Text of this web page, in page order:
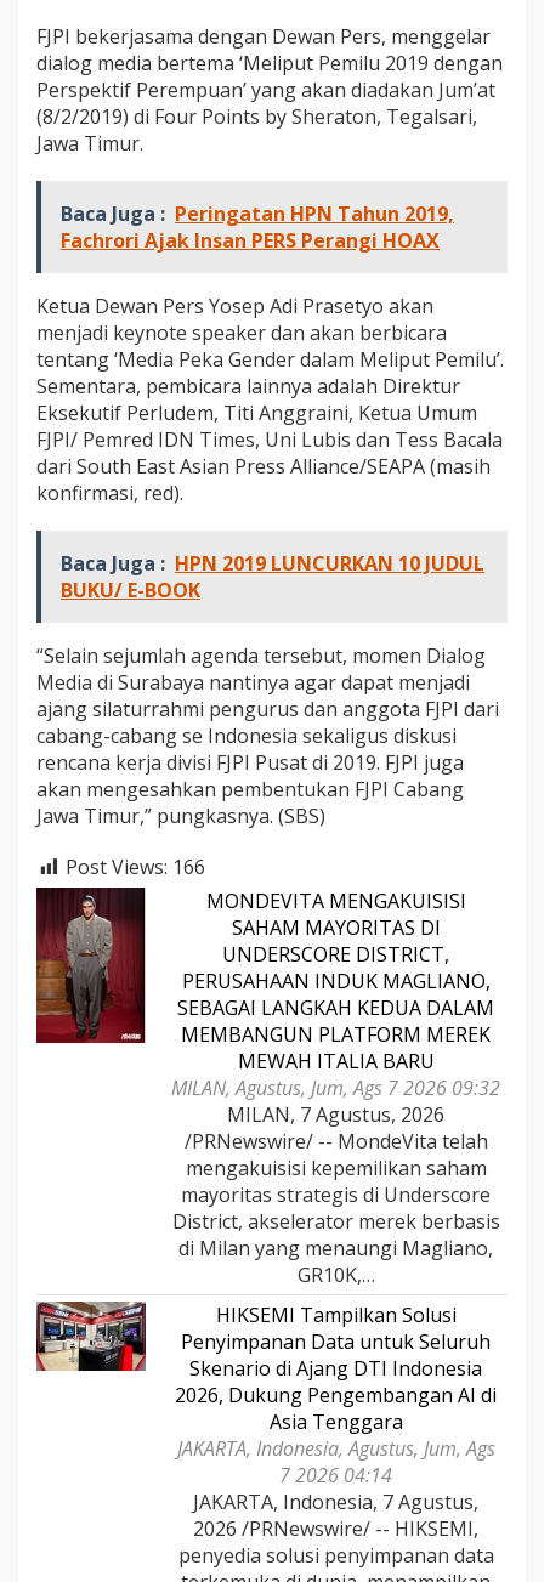
n
e
s
i
a
M
o
m
H
P
N
2
0
1
9
FJPI bekerjasama dengan Dewan Pers, menggelar
dialog media bertema ‘Meliput Pemilu 2019 dengan
Perspektif Perempuan’ yang akan diadakan Jum’at
(8/2/2019) di Four Points by Sheraton, Tegalsari,
Jawa Timur.
Baca Juga : Peringatan HPN Tahun 2019,
Fachrori Ajak Insan PERS Perangi HOAX
Ketua Dewan Pers Yosep Adi Prasetyo akan
menjadi keynote speaker dan akan berbicara
tentang ‘Media Peka Gender dalam Meliput Pemilu’.
Sementara, pembicara lainnya adalah Direktur
Eksekutif Perludem, Titi Anggraini, Ketua Umum
FJPI/ Pemred IDN Times, Uni Lubis dan Tess Bacala
dari South East Asian Press Alliance/SEAPA (masih
konfirmasi, red).
Baca Juga : HPN 2019 LUNCURKAN 10 JUDUL
BUKU/ E-BOOK
“Selain sejumlah agenda tersebut, momen Dialog
Media di Surabaya nantinya agar dapat menjadi
ajang silaturrahmi pengurus dan anggota FJPI dari
cabang-cabang se Indonesia sekaligus diskusi
rencana kerja divisi FJPI Pusat di 2019. FJPI juga
akan mengesahkan pembentukan FJPI Cabang
Jawa Timur,” pungkasnya. (SBS)
Post Views: 166
MONDEVITA MENGAKUISISI
SAHAM MAYORITAS DI
UNDERSCORE DISTRICT,
PERUSAHAAN INDUK MAGLIANO,
SEBAGAI LANGKAH KEDUA DALAM
MEMBANGUN PLATFORM MEREK
MEWAH ITALIA BARU
MILAN, Agustus, Jum, Ags 7 2026 09:32
MILAN, 7 Agustus, 2026
/PRNewswire/ -- MondeVita telah
mengakuisisi kepemilikan saham
mayoritas strategis di Underscore
District, akselerator merek berbasis
di Milan yang menaungi Magliano,
GR10K,…
HIKSEMI Tampilkan Solusi
Penyimpanan Data untuk Seluruh
Skenario di Ajang DTI Indonesia
2026, Dukung Pengembangan AI di
Asia Tenggara
JAKARTA, Indonesia, Agustus, Jum, Ags
7 2026 04:14
JAKARTA, Indonesia, 7 Agustus,
2026 /PRNewswire/ -- HIKSEMI,
penyedia solusi penyimpanan data